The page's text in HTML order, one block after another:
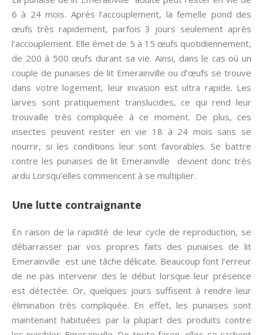
6 à 24 mois. Après l’accouplement, la femelle pond des
œufs très rapidement, parfois 3 jours seulement après
l’accouplement. Elle émet de 5 à 15 œufs quotidiennement,
de 200 à 500 œufs durant sa vie. Ainsi, dans le cas où un
couple de punaises de lit Emerainville ou d’œufs se trouve
dans votre logement, leur invasion est ultra rapide. Les
larves sont pratiquement translucides, ce qui rend leur
trouvaille très compliquée à ce moment. De plus, ces
insectes peuvent rester en vie 18 à 24 mois sans se
nourrir, si les conditions leur sont favorables. Se battre
contre les punaises de lit Emerainville devient donc très
ardu Lorsqu’elles commencent à se multiplier.
Une lutte contraignante
En raison de la rapidité de leur cycle de reproduction, se
débarrasser par vos propres faits des punaises de lit
Emerainville est une tâche délicate. Beaucoup font l’erreur
de ne pas intervenir des le début lorsque leur présence
est détectée. Or, quelques jours suffisent à rendre leur
élimination très compliquée. En effet, les punaises sont
maintenant habituées par la plupart des produits contre